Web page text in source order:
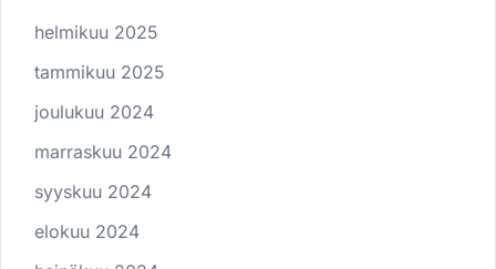
helmikuu 2025
tammikuu 2025
joulukuu 2024
marraskuu 2024
syyskuu 2024
elokuu 2024